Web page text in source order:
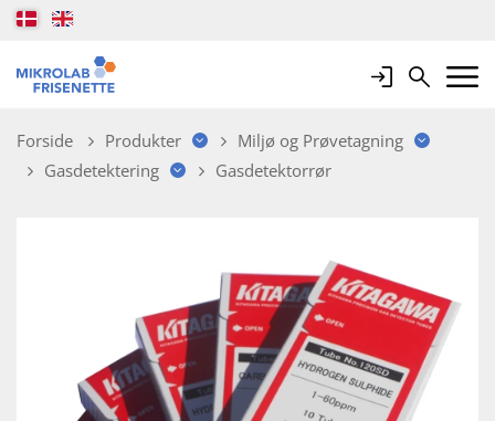
LoginSearchMobile
Forside Produkter
Miljø og Prøvetagning
Gasdetektering
Gasdetektorrør